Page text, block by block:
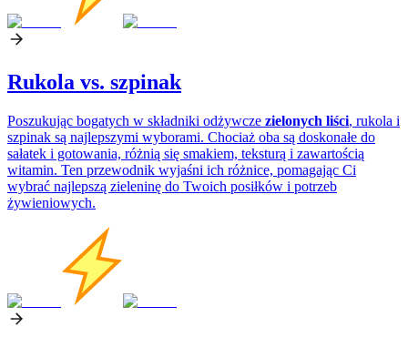
Rukola vs. szpinak
Poszukując bogatych w składniki odżywcze zielonych liści, rukola i
szpinak są najlepszymi wyborami. Chociaż oba są doskonałe do
sałatek i gotowania, różnią się smakiem, teksturą i zawartością
witamin. Ten przewodnik wyjaśni ich różnice, pomagając Ci
wybrać najlepszą zieleninę do Twoich posiłków i potrzeb
żywieniowych.